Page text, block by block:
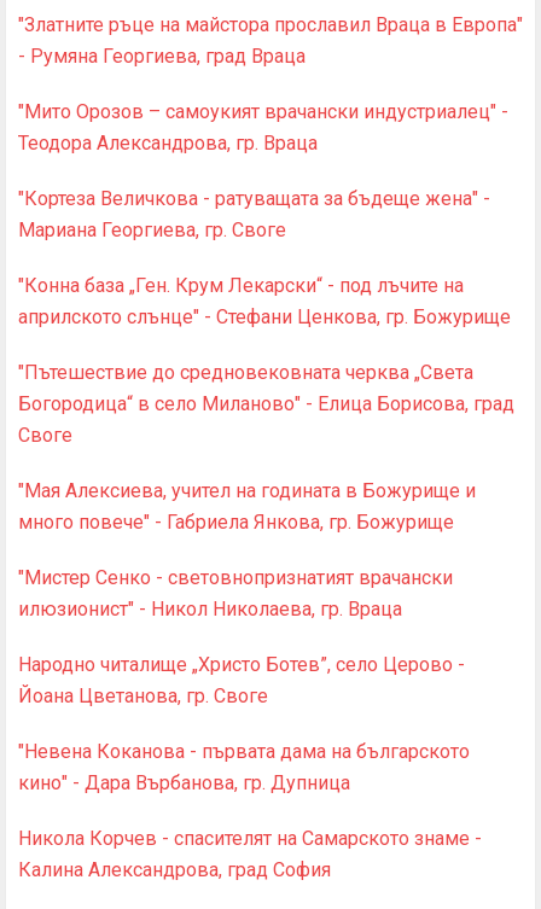
"Златните ръце на майстора прославил Враца в Европа"
- Румяна Георгиева, град Враца
"Мито Орозов – самоукият врачански индустриалец" -
Теодора Александрова, гр. Враца
"Кортеза Величкова - ратуващата за бъдеще жена" -
Мариана Георгиева, гр. Своге
"Конна база „Ген. Крум Лекарски“ - под лъчите на
априлското слънце" - Стефани Ценкова, гр. Божурище
"Пътешествие до средновековната черква „Света
Богородица“ в сeло Миланово" - Елица Борисова, град
Своге
"Мая Алексиева, учител на годината в Божурище и
много повече" - Габриела Янкова, гр. Божурище
"Мистер Сенко - световнопризнатият врачански
илюзионист" - Никол Николаева, гр. Враца
Народно читалище „Христо Ботев”, село Церово -
Йоана Цветанова, гр. Своге
"Невена Коканова - първата дама на българското
кино" - Дара Върбанова, гр. Дупница
Никола Корчев - спасителят на Самарското знаме -
Калина Александрова, град София